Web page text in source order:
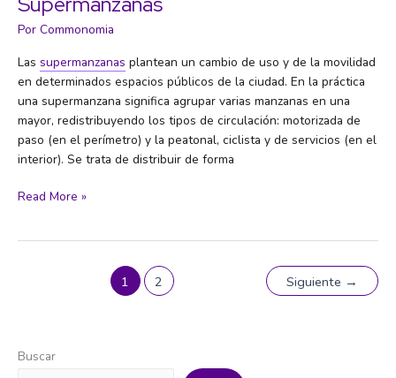
Por Commonomia
Las supermanzanas plantean un cambio de uso y de la movilidad
en determinados espacios públicos de la ciudad. En la práctica
una supermanzana significa agrupar varias manzanas en una
mayor, redistribuyendo los tipos de circulación: motorizada de
paso (en el perímetro) y la peatonal, ciclista y de servicios (en el
interior). Se trata de distribuir de forma
Supermanzanas
Read More »
1 2 Siguiente →
Buscar